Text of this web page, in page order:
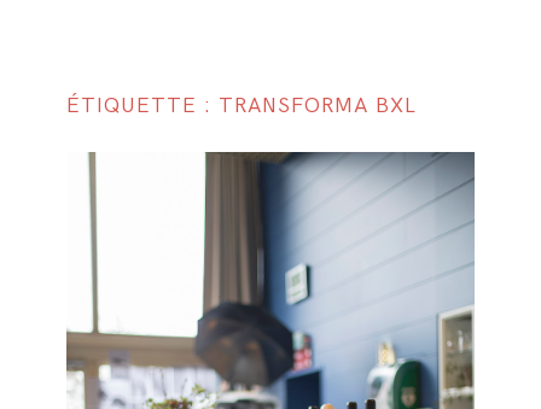
ÉTIQUETTE : TRANSFORMA BXL